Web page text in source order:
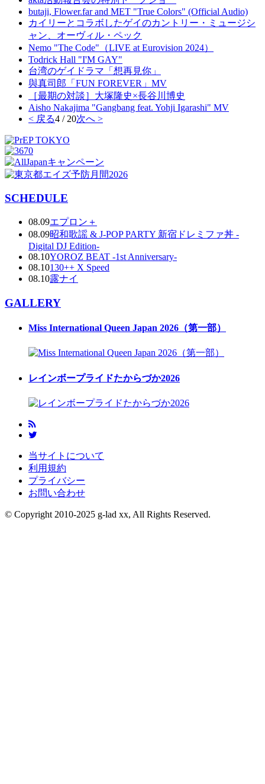
butaji, Flower.far and MET "True Colors" (Official Audio)
カイリーとコラボしたゲイのカントリー・ミュージシ
ャン、オーヴィル・ペック
Nemo "The Code"（LIVE at Eurovision 2024）
Todrick Hall "I'M GAY"
台湾のゲイドラマ「想再見你」
與真司郎「FUN FOREVER」MV
［最期の対談］大塚隆史×長谷川博史
Aisho Nakajima "Gangbang feat. Yohji Igarashi" MV
< 戻る4 / 20次へ >
SCHEDULE
08.09エプロン＋
08.09昭和歌謡 & J-POP PARTY 新宿ドレミファ丼 -
Digital DJ Edition-
08.10YOROZ BEAT -1st Anniversary-
08.10130++ X Speed
08.10露ナイ
GALLERY
Miss International Queen Japan 2026（第一部）
レインボープライドたからづか2026
当サイトについて
利用規約
プライバシー
お問い合わせ
© Copyright 2010-2025 g-lad xx, All Rights Reserved.